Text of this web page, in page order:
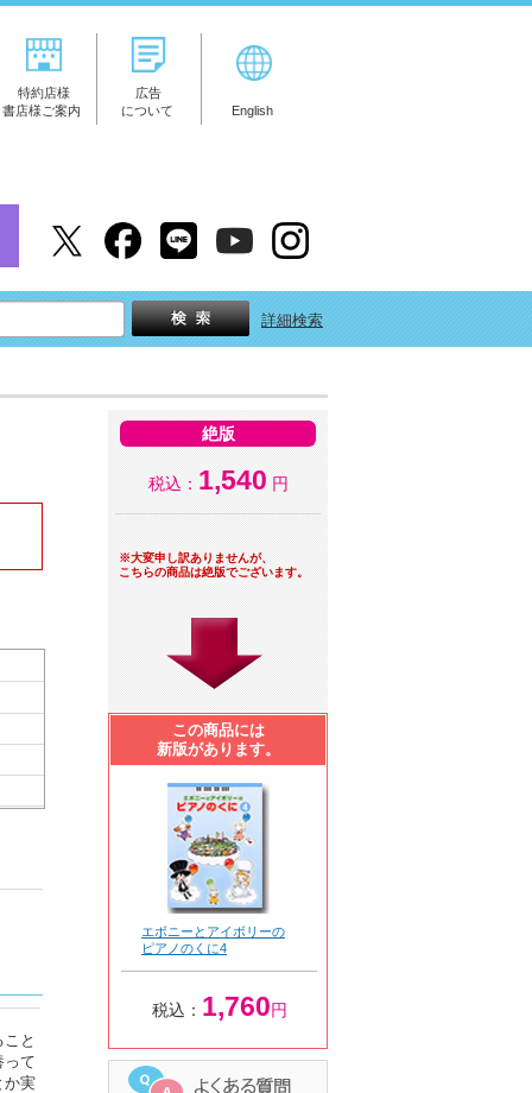
特約店様
書店様ご案内
広告
について
English
詳細検索
と
って
か実
絶版
税込： 1,540 円
※大変申し訳ありませんが、
こちらの商品は絶版でございます。
この商品には
新版があります。
エボニーとアイボリーの
ピアノのくに4
税込： 1,760円